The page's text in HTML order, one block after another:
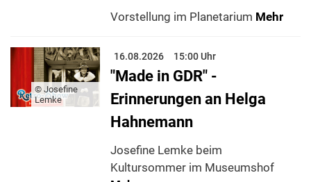
Vorstellung im Planetarium Mehr
© Josefine
Lemke
16.08.2026 15:00 Uhr
"Made in GDR" -
Erinnerungen an Helga
Hahnemann
Josefine Lemke beim
Kultursommer im Museumshof